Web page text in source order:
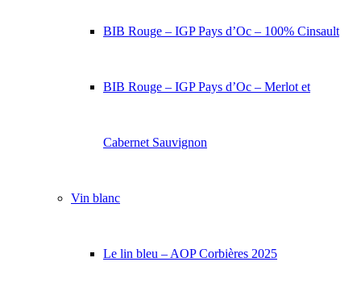
BIB Rouge – IGP Pays d’Oc – 100% Cinsault
BIB Rouge – IGP Pays d’Oc – Merlot et
Cabernet Sauvignon
Vin blanc
Le lin bleu – AOP Corbières 2025